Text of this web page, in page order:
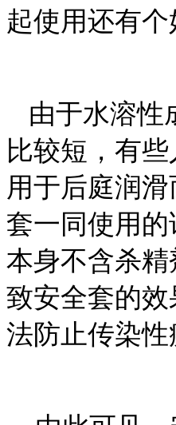
起使用还有
由于水溶性
比较短，有
用于后庭润
套一同使用
本身不含杀
致安全套的
法防止传染性